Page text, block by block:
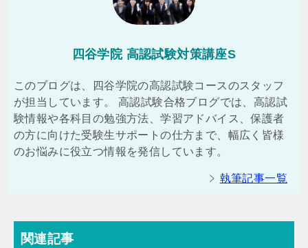
四谷学院 高認試験対策講座S
このブログは、四谷学院の高認試験コースのスタッフ
が担当しています。 高認試験合格ブログでは、高認試
験情報や各科目の勉強方法、学習アドバイス、保護者
の方に向けた受験生サポートの仕方まで、幅広く皆様
のお悩みに役立つ情報を発信しています。
執筆記事一覧
関連記事